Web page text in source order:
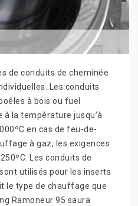
de conduits de cheminée
Les conduits
à bois ou fuel
la température jusqu’à
en cas de feu-de-
à gaz, les exigences
Les conduits de
utilisés pour les inserts
le type de chauffage que
Ramoneur 95 saura